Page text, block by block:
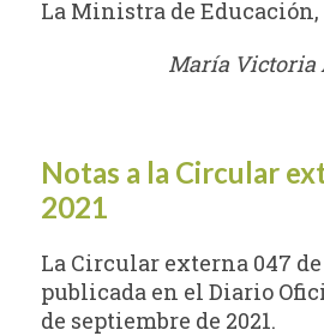
La Ministra de Educación,
María Victoria
Notas a la Circular
2021
La Circular externa 047 de
publicada en el Diario
de septiembre de 2021.